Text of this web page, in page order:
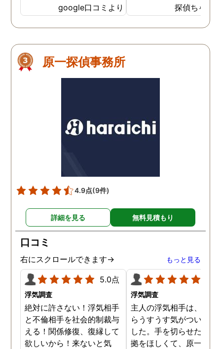
google口コミより
量の不在着信です。その
時間後お家に来ました。
ちろん謝りました。そし
ほっとしました。愛人は
レにいきました。そして
た。後日また返信を忘れ
しまいました。そしてラ
けたのと言われぞっとし
した。すぐに専門の業者
呼び、すぐに駆け付けて
室でピーという音が鳴り
んのうがありました。そ
後は業者が回収してくれ
ぼくは一安心でした。そ
後、愛人と別れ、新たな
生を歩みました。
探偵ちゃん
原一探偵事務所
4.9点(9件)
詳細を見る 無料見積もり
口コミ
右にスクロールできます→ もっと見る
5.0点
浮気調査
絶対に許さない！浮気相手
と不倫相手を社会的制裁与
える！関係修復、復縁して
欲しいから！来ないと気
浮気調査
主人の浮気相手は、以前
らうすうす気がついてい
した。手を切らせたくて
拠をほしくて、原一さん